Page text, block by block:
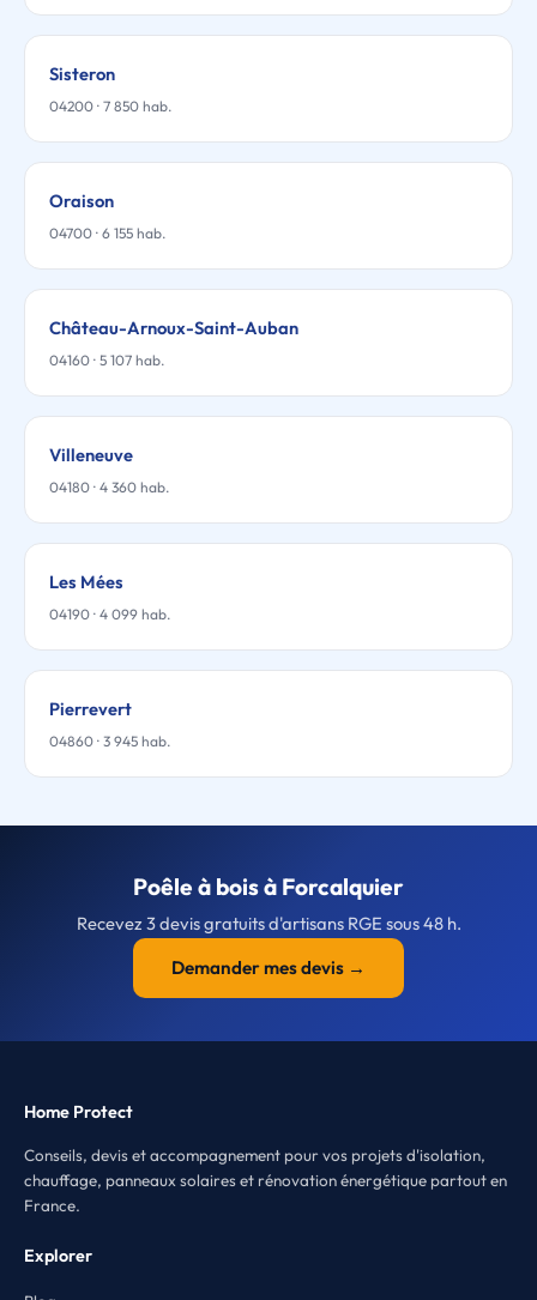
Sisteron
04200 · 7 850 hab.
Oraison
04700 · 6 155 hab.
Château-Arnoux-Saint-Auban
04160 · 5 107 hab.
Villeneuve
04180 · 4 360 hab.
Les Mées
04190 · 4 099 hab.
Pierrevert
04860 · 3 945 hab.
Poêle à bois à Forcalquier
Recevez 3 devis gratuits d'artisans RGE sous 48 h.
Demander mes devis →
Home Protect
Conseils, devis et accompagnement pour vos projets d'isolation,
chauffage, panneaux solaires et rénovation énergétique partout en
France.
Explorer